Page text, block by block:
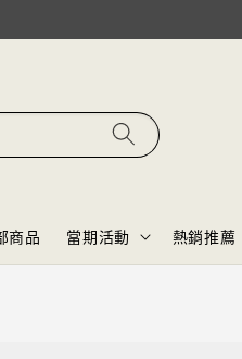
商品 當期活動 熱銷推薦